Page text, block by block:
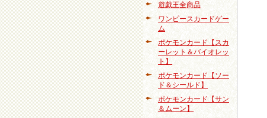
遊戯王全商品
ワンピースカードゲー
ム
ポケモンカード【スカ
ーレット＆バイオレッ
ト】
ポケモンカード【ソー
ド＆シールド】
ポケモンカード【サン
＆ムーン】